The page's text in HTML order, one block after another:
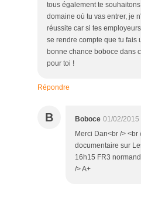
tous également te
domaine où tu vas entrer, je
réussite car si tes
se rendre compte que tu fais
bonne chance boboce dans
pour toi !
Répondre
B Boboce 01/02/2015
Merci Dan<br />
documentaire sur
16h15 FR3
/> A+